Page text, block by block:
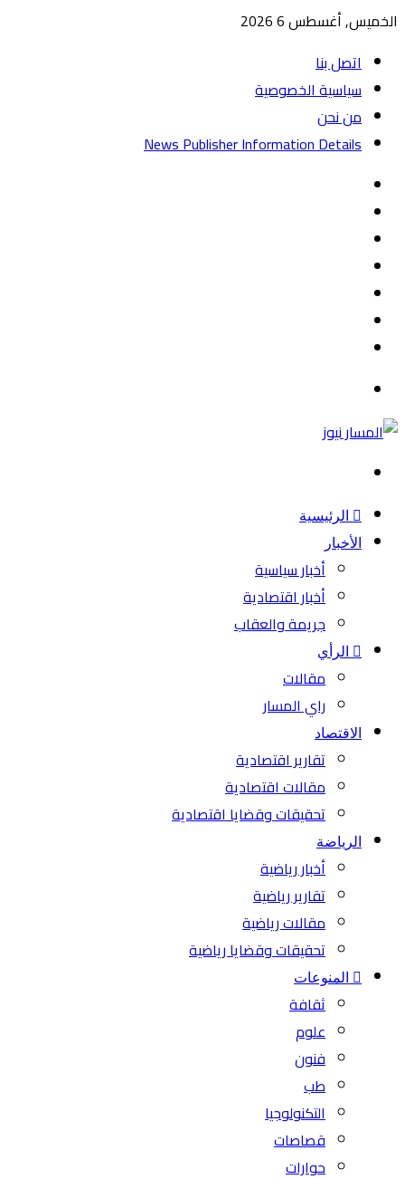
الخميس, أغسطس 6 2026
اتصل بنا
سياسية الخصوصية
من نحن
News Publisher Information Details
الرئيسية
الأخبار
أخبار سياسية
أخبار اقتصادية
جريمة والعقاب
الرأي
مقالات
راي المسار
الاقتصاد
تقارير اقتصادية
مقالات اقتصادية
تحقيقات وقضايا اقتصادية
الرياضة
أخبار رياضية
تقارير رياضية
مقالات رياضية
تحقيقات وقضايا رياضية
المنوعات
ثقافة
علوم
فنون
طب
التكنولوجيا
قصاصات
حوارات